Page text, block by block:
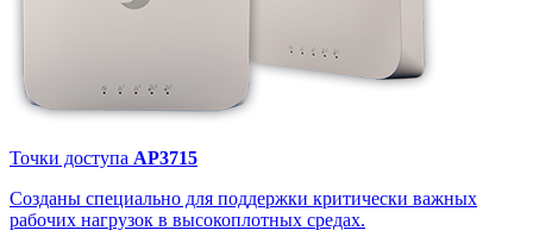
Точки доступа AP3715
Созданы специально для поддержки критически важных
рабочих нагрузок в высокоплотных средах.